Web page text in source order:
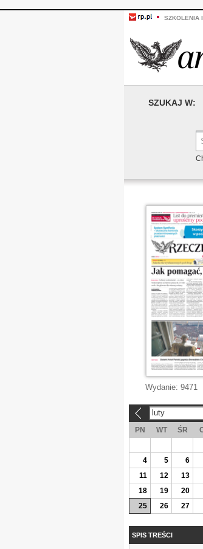
SZKOLENIA
SZUKAJ W:
Wydanie: 9471
luty
PN WT ŚR
4
5 6
11
12 13
18
19 20
25
26 27
SPIS TREŚCI